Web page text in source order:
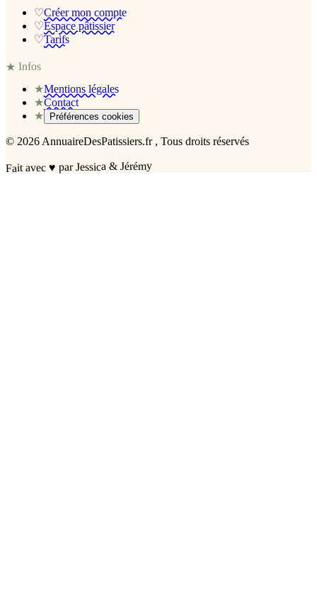
♡Créer mon compte
♡Espace pâtissier
♡Tarifs
★Infos
★Mentions légales
★Contact
★
Préférences cookies
© 2026 AnnuaireDesPatissiers.fr , Tous droits réservés
Fait avec♥ par Jessica & Jérémy